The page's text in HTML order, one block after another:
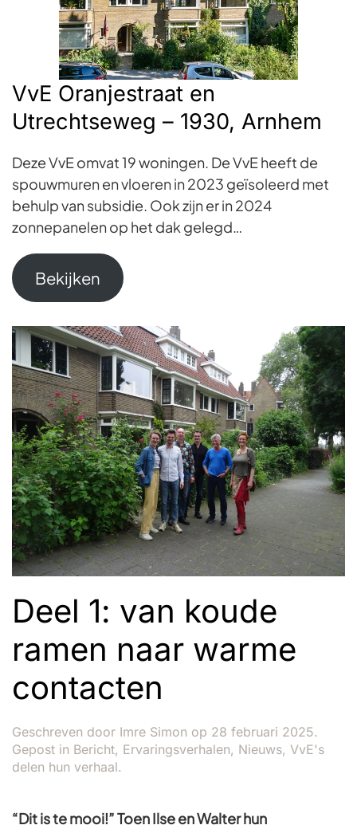
VvE Oranjestraat en
Utrechtseweg – 1930, Arnhem
Deze VvE omvat 19 woningen. De VvE heeft de
spouwmuren en vloeren in 2023 geïsoleerd met
behulp van subsidie. Ook zijn er in 2024
zonnepanelen op het dak gelegd…
Bekijken
Deel 1: van koude
ramen naar warme
contacten
Geschreven door Imre Simon op 28 februari 2025.
Gepost in Bericht, Ervaringsverhalen, Nieuws, VvE's
delen hun verhaal.
“Dit is te mooi!” Toen Ilse en Walter hun